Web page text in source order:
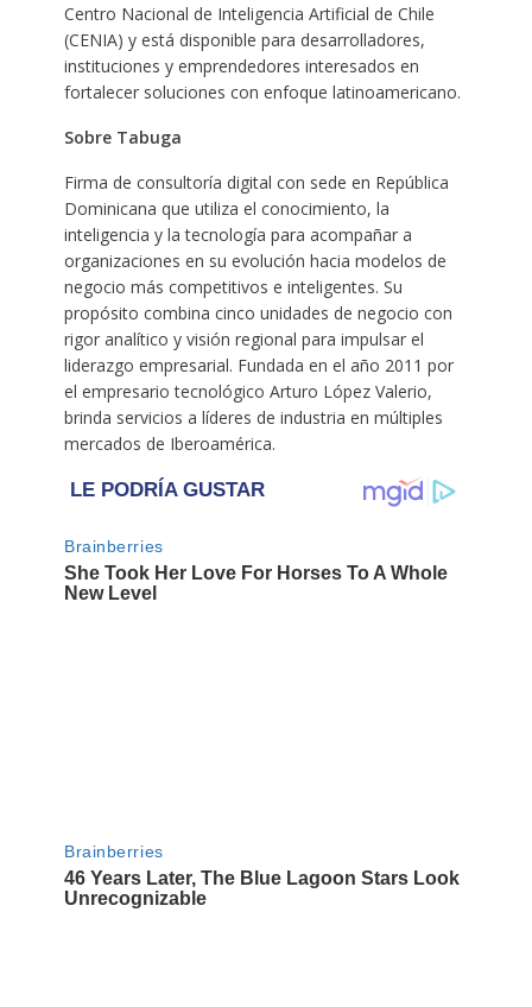
Centro Nacional de Inteligencia Artificial de Chile
(CENIA) y está disponible para desarrolladores,
instituciones y emprendedores interesados en
fortalecer soluciones con enfoque latinoamericano.
Sobre Tabuga
Firma de consultoría digital con sede en República
Dominicana que utiliza el conocimiento, la
inteligencia y la tecnología para acompañar a
organizaciones en su evolución hacia modelos de
negocio más competitivos e inteligentes. Su
propósito combina cinco unidades de negocio con
rigor analítico y visión regional para impulsar el
liderazgo empresarial. Fundada en el año 2011 por
el empresario tecnológico Arturo López Valerio,
brinda servicios a líderes de industria en múltiples
mercados de Iberoamérica.